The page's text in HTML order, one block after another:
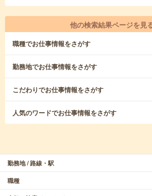
他の検索結果ページを見
職種でお仕事情報をさがす
勤務地でお仕事情報をさがす
こだわりでお仕事情報をさがす
人気のワードでお仕事情報をさがす
勤務地 / 路線・駅
職種